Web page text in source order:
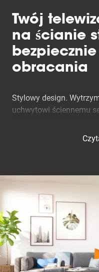
Twój
na ścianie
obracania
Stylowy design.
uchwytowi ściennemu
dla każdego. Twój
zawieszony na ścianie,
latach
użytkowania